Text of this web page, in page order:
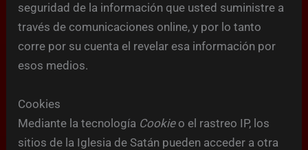
seguridad de la información que usted suministre a
través de comunicaciones online, y por lo tanto
corre por su cuenta el revelar esa información por
esos medios.
Cookies
Mediante la tecnología Cookieo el rastreo IP, los
sitios de la Iglesia de Satán pueden acceder a otra